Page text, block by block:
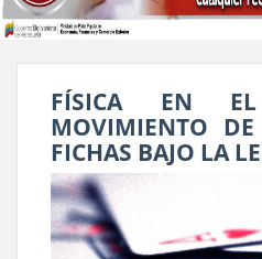
FÍSICA EN
MOVIMIENTO
FICHAS BAJO LA